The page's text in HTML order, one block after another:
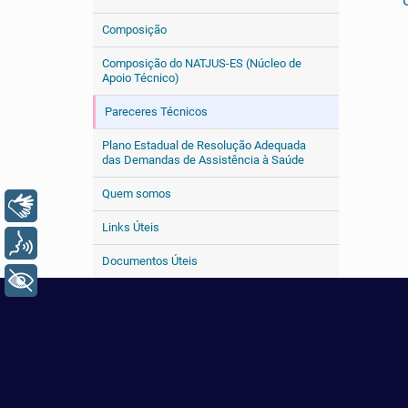
Composição
Composição do NATJUS-ES (Núcleo de
Apoio Técnico)
Pareceres Técnicos
Plano Estadual de Resolução Adequada
das Demandas de Assistência à Saúde
Quem somos
Links Úteis
Documentos Úteis
+ Acessibilidade